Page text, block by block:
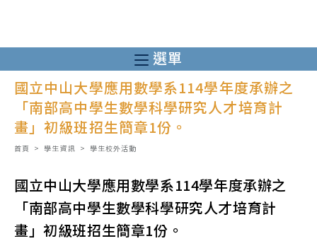
至
主
選單
國立中山大學應用數學系114學年度承辦之
「南部高中學生數學科學研究人才培育計
畫」初級班招生簡章1份。
首頁 > 學生資訊 > 學生校外活動
國立中山大學應用數學系114學年度承辦之
「南部高中學生數學科學研究人才培育計
畫」初級班招生簡章1份。